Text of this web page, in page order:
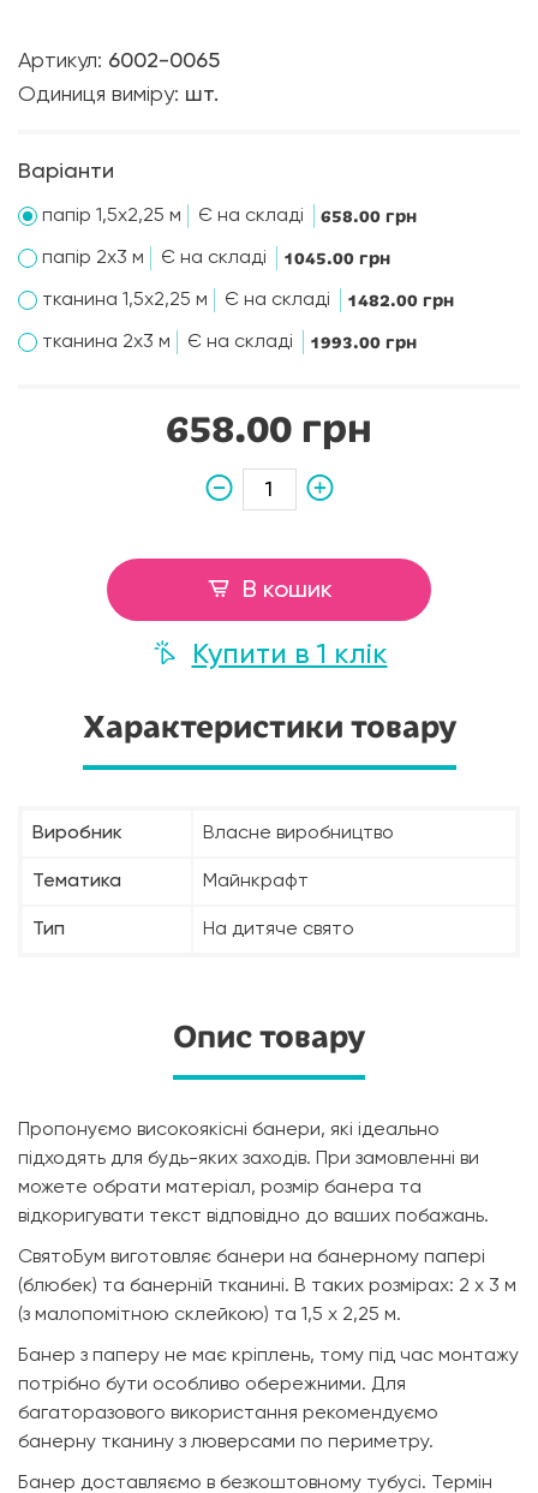
Артикул: 6002-0065
Одиниця виміру: шт.
Варіанти
папір 1,5х2,25 м Є на складі 658.00 грн
папір 2х3 м Є на складі 1045.00 грн
тканина 1,5х2,25 м Є на складі 1482.00 грн
тканина 2х3 м Є на складі 1993.00 грн
658.00 грн
В кошик
Купити в 1 клік
Характеристики товару
Виробник Власне виробництво
Тематика Майнкрафт
Тип На дитяче свято
Опис товару
Пропонуємо високоякісні банери, які ідеально
підходять для будь-яких заходів. При замовленні ви
можете обрати матеріал, розмір банера та
відкоригувати текст відповідно до ваших побажань.
СвятоБум виготовляє банери на банерному папері
(блюбек) та банерній тканині. В таких розмірах: 2 х 3 м
(з малопомітною склейкою) та 1,5 х 2,25 м.
Банер з паперу не має кріплень, тому під час монтажу
потрібно бути особливо обережними. Для
багаторазового використання рекомендуємо
банерну тканину з люверсами по периметру.
Банер доставляємо в безкоштовному тубусі. Термін